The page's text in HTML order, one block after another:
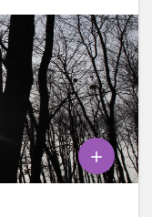
